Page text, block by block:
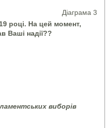
Діаграма 3
році. На цей момент,
Ваші надії??
виборів